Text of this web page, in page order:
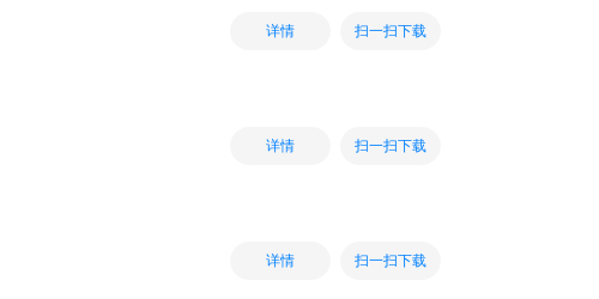
详情 扫一扫下载
详情 扫一扫下载
详情 扫一扫下载